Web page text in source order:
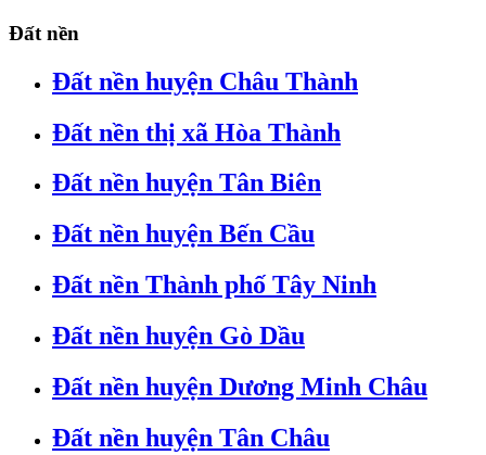
Đất nền
Đất nền huyện Châu Thành
Đất nền thị xã Hòa Thành
Đất nền huyện Tân Biên
Đất nền huyện Bến Cầu
Đất nền Thành phố Tây Ninh
Đất nền huyện Gò Dầu
Đất nền huyện Dương Minh Châu
Đất nền huyện Tân Châu